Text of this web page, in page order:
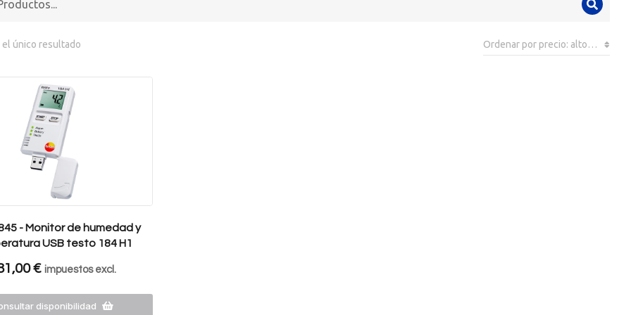
único resultado
- Monitor de humedad y
USB testo 184 H1
€ impuestos excl.
disponibilidad